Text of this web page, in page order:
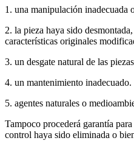
1. una manipulación inadecuada
2. la pieza haya sido
características originales
3. un desgate natural de las
4. un mantenimiento inadecuado.
5. agentes naturales o
Tampoco procederá garantía
control haya sido eliminada o